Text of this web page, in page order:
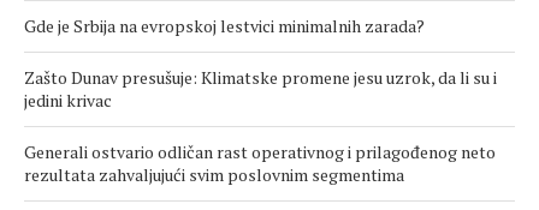
Gde je Srbija na evropskoj lestvici minimalnih zarada?
Zašto Dunav presušuje: Klimatske promene jesu uzrok, da li su i
jedini krivac
Generali ostvario odličan rast operativnog i prilagođenog neto
rezultata zahvaljujući svim poslovnim segmentima